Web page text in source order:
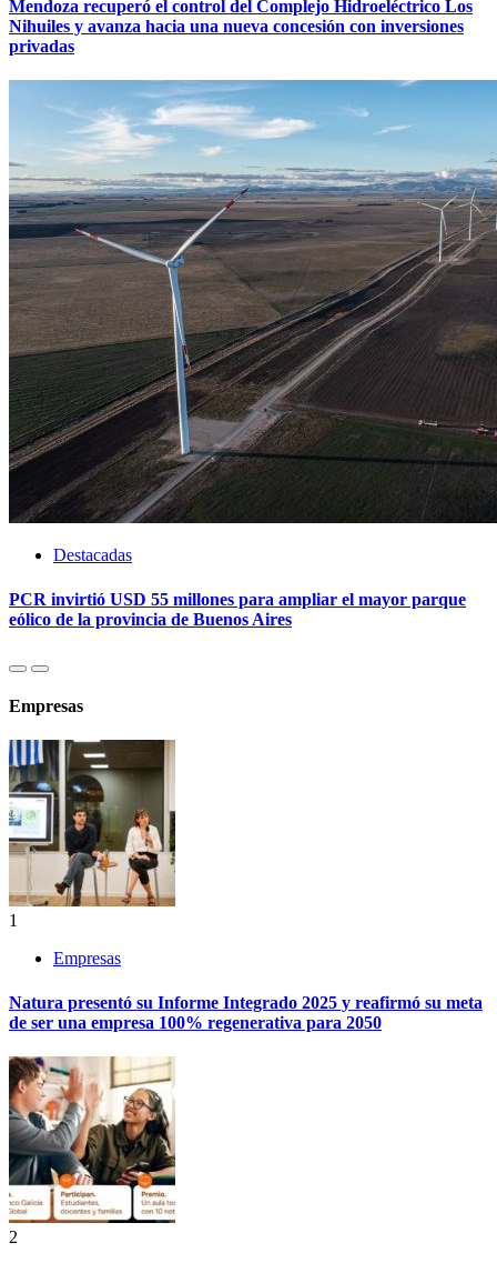
Mendoza recuperó el control del Complejo Hidroeléctrico Los
Nihuiles y avanza hacia una nueva concesión con inversiones
privadas
Destacadas
PCR invirtió USD 55 millones para ampliar el mayor parque
eólico de la provincia de Buenos Aires
Empresas
1
Empresas
Natura presentó su Informe Integrado 2025 y reafirmó su meta
de ser una empresa 100% regenerativa para 2050
2